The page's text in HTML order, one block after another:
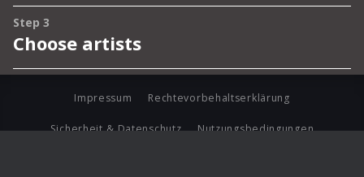
Impressum Rechtevorbehaltserklärung
Sicherheit & Datenschutz Nutzungsbedingungen